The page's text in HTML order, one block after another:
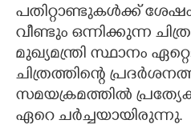
പതിറ്റാണ്ടുകൾക്ക്
വീണ്ടും ഒന്നിക്കുന്ന
മുഖ്യമന്ത്രി സ്ഥാനം
ചിത്രത്തിന്റെ
സമയക്രമത്തിൽ
ഏറെ ചർച്ചയായിരുന്നു.